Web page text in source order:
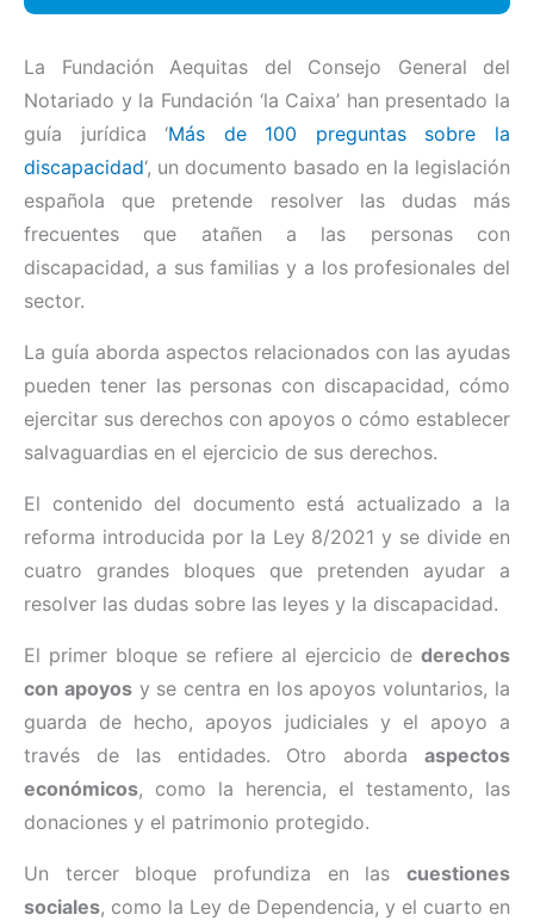
La Fundación Aequitas del Consejo General del
Notariado y la Fundación ‘la Caixa’ han presentado la
guía jurídica ‘Más de 100 preguntas sobre la
discapacidad‘, un documento basado en la legislación
española que pretende resolver las dudas más
frecuentes que atañen a las personas con
discapacidad, a sus familias y a los profesionales del
sector.
La guía aborda aspectos relacionados con las ayudas
pueden tener las personas con discapacidad, cómo
ejercitar sus derechos con apoyos o cómo establecer
salvaguardias en el ejercicio de sus derechos.
El contenido del documento está actualizado a la
reforma introducida por la Ley 8/2021 y se divide en
cuatro grandes bloques que pretenden ayudar a
resolver las dudas sobre las leyes y la discapacidad.
El primer bloque se refiere al ejercicio de derechos
con apoyosy se centra en los apoyos voluntarios, la
guarda de hecho, apoyos judiciales y el apoyo a
través de las entidades. Otro aborda aspectos
económicos, como la herencia, el testamento, las
donaciones y el patrimonio protegido.
Un tercer bloque profundiza en las cuestiones
sociales, como la Ley de Dependencia, y el cuarto en